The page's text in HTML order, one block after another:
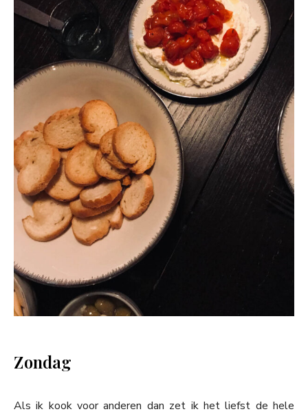
Zondag
Als ik kook voor anderen dan zet ik het liefst de hele